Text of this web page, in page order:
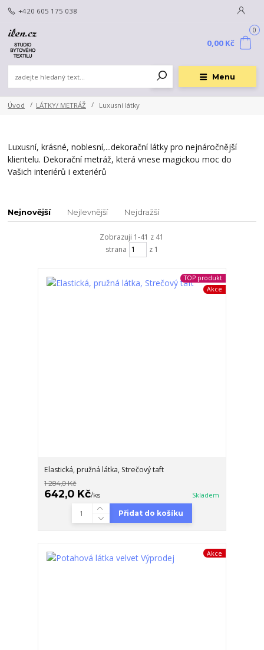
Menu
+420 605 175 038
0
0,00 Kč
Úvod LÁTKY/ METRÁŽ Luxusní látky
Luxusní, krásné, noblesní,...dekorační látky pro nejnáročnější
klientelu. Dekorační metráž, která vnese magickou moc do
Vašich interiérů i exteriérů
Nejnovější Nejlevnější Nejdražší
Zobrazuji 1-41 z 41
strana
z 1
TOP produkt
Akce
Elastická, pružná látka, Strečový taft
1 284,0 Kč
642,0 Kč/ks Skladem
Přidat do košíku
Akce